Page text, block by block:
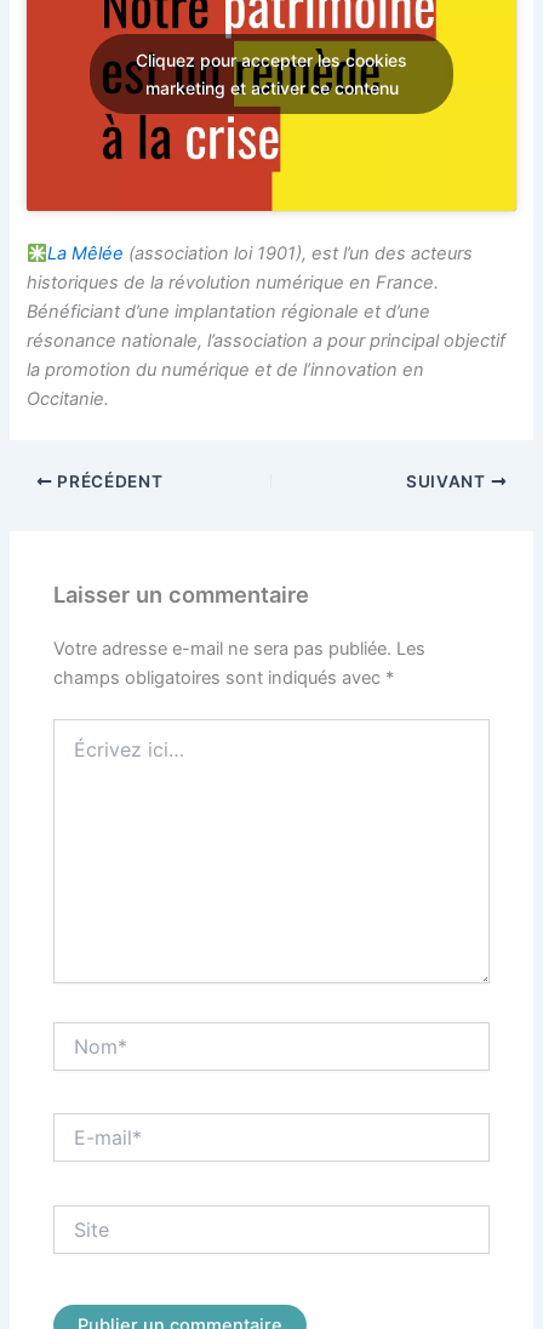
Cliquez pour accepter les cookies
marketing et activer ce contenu
La Mêlée (association loi 1901), est l’un des acteurs
historiques de la révolution numérique en France.
Bénéficiant d’une implantation régionale et d’une
résonance nationale, l’association a pour principal objectif
la promotion du numérique et de l’innovation en
Occitanie.
PRÉCÉDENT SUIVANT
Laisser un commentaire
Votre adresse e-mail ne sera pas publiée. Les
champs obligatoires sont indiqués avec *
ici…
mail*